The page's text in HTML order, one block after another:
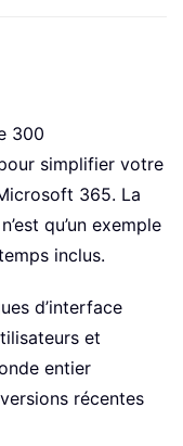
300
simplifier votre
365. La
qu’un exemple
inclus.
d’interface
et
entier
récentes